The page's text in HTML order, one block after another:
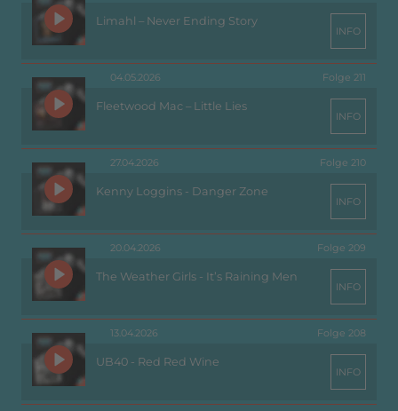
Limahl – Never Ending Story
INFO
04.05.2026 Folge 211
Fleetwood Mac – Little Lies
INFO
27.04.2026 Folge 210
Kenny Loggins - Danger Zone
INFO
20.04.2026 Folge 209
The Weather Girls - It’s Raining Men
INFO
13.04.2026 Folge 208
UB40 - Red Red Wine
INFO